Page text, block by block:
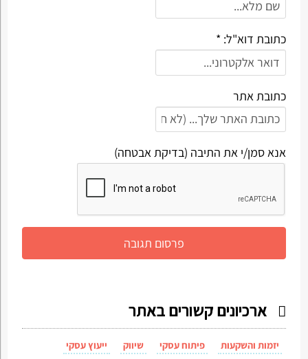
כתובת דוא"ל: *
כתובת אתר
אנא סמן/י את התיבה (בדיקת אבטחה)
ארכיונים קשורים באתר
יזמות והשקעות פיתוח עסקי שיווק ייעוץ עסקי